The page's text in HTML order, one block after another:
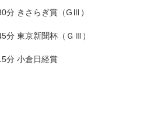
分 きさらぎ賞（GⅢ）
分 東京新聞杯（ＧⅢ）
分 小倉日経賞